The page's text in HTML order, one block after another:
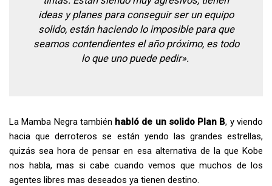
ideas y planes para conseguir ser un equipo
solido, están haciendo lo imposible para que
seamos contendientes el año próximo, es todo
lo que uno puede pedir».
La Mamba Negra también habló de un solido Plan B, y viendo
hacia que derroteros se están yendo las grandes estrellas,
quizás sea hora de pensar en esa alternativa de la que Kobe
nos habla, mas si cabe cuando vemos que muchos de los
agentes libres mas deseados ya tienen destino.